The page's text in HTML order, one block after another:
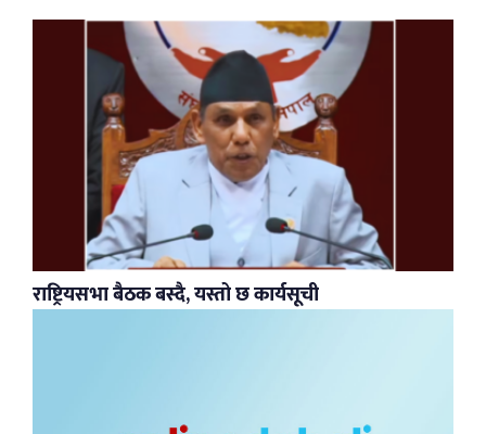
राष्ट्रियसभा बैठक बस्दै, यस्तो छ कार्यसूची